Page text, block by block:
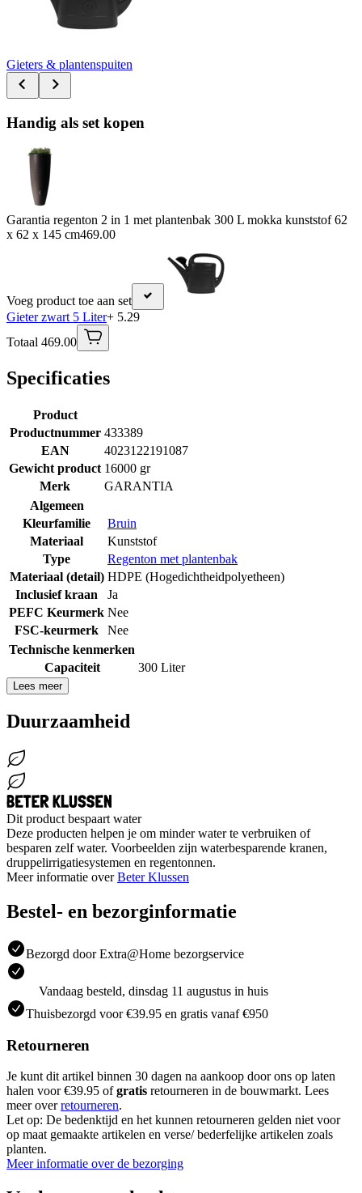
Gieters & plantenspuiten
Handig als set kopen
Garantia regenton 2 in 1 met plantenbak 300 L mokka kunststof 62
x 62 x 145 cm469.00
Voeg product toe aan set
Gieter zwart 5 Liter+ 5.29
Totaal 469.00
Specificaties
Product
Productnummer 433389
EAN
4023122191087
Gewicht product 16000 gr
Merk
GARANTIA
Algemeen
Kleurfamilie
Bruin
Materiaal
Kunststof
Type
Regenton met plantenbak
Materiaal (detail) HDPE (Hogedichtheidpolyetheen)
Inclusief kraan
Ja
PEFC Keurmerk Nee
FSC-keurmerk
Nee
Technische kenmerken
Capaciteit
300 Liter
Lees meer
Duurzaamheid
Dit product bespaart water
Deze producten helpen je om minder water te verbruiken of
besparen zelf water. Voorbeelden zijn waterbesparende kranen,
druppelirrigatiesystemen en regentonnen.
Meer informatie overBeter Klussen
Bestel- en bezorginformatie
Bezorgd door Extra@Home bezorgservice
Vandaag besteld, dinsdag 11 augustus in huis
Thuisbezorgd voor €39.95 en gratis vanaf €950
Retourneren
Je kunt dit artikel binnen 30 dagen na aankoop door ons op laten
halen voor €39.95 ofgratis retourneren in de bouwmarkt. Lees
meer overretourneren.
Let op: De bedenktijd en het kunnen retourneren gelden niet voor
op maat gemaakte artikelen en verse/ bederfelijke artikelen zoals
planten.
Meer informatie over de bezorging